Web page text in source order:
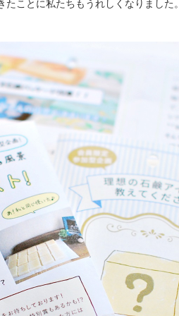
ことに私たちもうれしくなりました。